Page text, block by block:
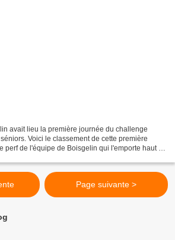
avait lieu la première journée du challenge
Voici le classement de cette première
perf de l'équipe de Boisgelin qui l'emporte haut la
Page suivante >